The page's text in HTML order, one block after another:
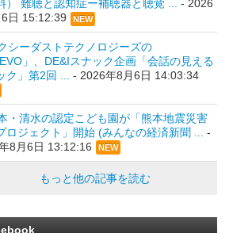
） 難聴と認知症ー補聴器と聴覚 ... - 2026
日 15:12:39
NEW
シーダストテクノロジーズの
」、DE&Iスナック企画「会話の見える
ク」第2回 ...
- 2026年8月6日 14:03:34
・清水の認定こども園が「熊本地震災害
ロジェクト」開始 (みんなの経済新聞 ... -
8月6日 13:12:16
NEW
もっと他の記事を読む